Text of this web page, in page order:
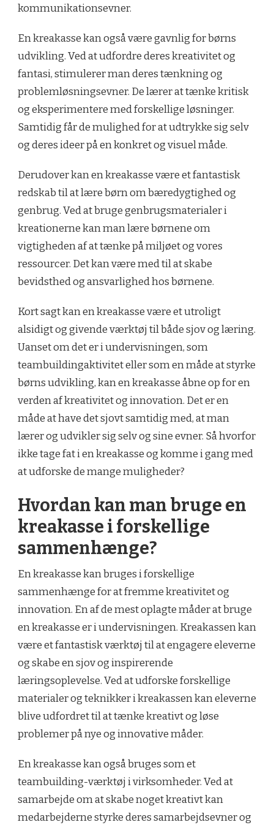
kommunikationsevner.
En kreakasse kan også være gavnlig for børns
udvikling. Ved at udfordre deres kreativitet og
fantasi, stimulerer man deres tænkning og
problemløsningsevner. De lærer at tænke kritisk
og eksperimentere med forskellige løsninger.
Samtidig får de mulighed for at udtrykke sig selv
og deres ideer på en konkret og visuel måde.
Derudover kan en kreakasse være et fantastisk
redskab til at lære børn om bæredygtighed og
genbrug. Ved at bruge genbrugsmaterialer i
kreationerne kan man lære børnene om
vigtigheden af at tænke på miljøet og vores
ressourcer. Det kan være med til at skabe
bevidsthed og ansvarlighed hos børnene.
Kort sagt kan en kreakasse være et utroligt
alsidigt og givende værktøj til både sjov og læring.
Uanset om det er i undervisningen, som
teambuildingaktivitet eller som en måde at styrke
børns udvikling, kan en kreakasse åbne op for en
verden af kreativitet og innovation. Det er en
måde at have det sjovt samtidig med, at man
lærer og udvikler sig selv og sine evner. Så hvorfor
ikke tage fat i en kreakasse og komme i gang med
at udforske de mange muligheder?
Hvordan kan man bruge en
kreakasse i forskellige
sammenhænge?
En kreakasse kan bruges i forskellige
sammenhænge for at fremme kreativitet og
innovation. En af de mest oplagte måder at bruge
en kreakasse er i undervisningen. Kreakassen kan
være et fantastisk værktøj til at engagere eleverne
og skabe en sjov og inspirerende
læringsoplevelse. Ved at udforske forskellige
materialer og teknikker i kreakassen kan eleverne
blive udfordret til at tænke kreativt og løse
problemer på nye og innovative måder.
En kreakasse kan også bruges som et
teambuilding-værktøj i virksomheder. Ved at
samarbejde om at skabe noget kreativt kan
medarbejderne styrke deres samarbejdsevner og